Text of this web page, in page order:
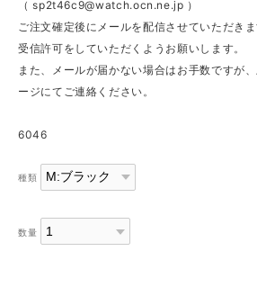
（sp2t46c9@watch.ocn.ne.jp ）
ご注文確定後にメールを配信させていただき
受信許可をしていただくようお願いします。
また、メールが届かない場合はお手数ですが
ージにてご連絡ください。
6046
種類
数量